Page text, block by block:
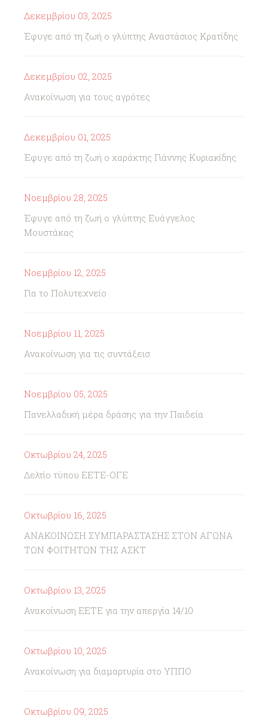
Δεκεμβρίου 03, 2025
Έφυγε από τη ζωή ο γλύπτης Αναστάσιος Κρατίδης
Δεκεμβρίου 02, 2025
Ανακοίνωση για τους αγρότες
Δεκεμβρίου 01, 2025
Έφυγε από τη ζωή ο χαράκτης Γιάννης Κυριακίδης
Νοεμβρίου 28, 2025
Έφυγε από τη ζωή ο γλύπτης Ευάγγελος
Μουστάκας
Νοεμβρίου 12, 2025
Για το Πολυτεχνείο
Νοεμβρίου 11, 2025
Ανακοίνωση για τις συντάξεισ
Νοεμβρίου 05, 2025
Πανελλαδική μέρα δράσης για την Παιδεία
Οκτωβρίου 24, 2025
Δελτίο τύπου ΕΕΤΕ-ΟΓΕ
Οκτωβρίου 16, 2025
ΑΝΑΚΟΙΝΩΣΗ ΣΥΜΠΑΡΑΣΤΑΣΗΣ ΣΤΟΝ ΑΓΩΝΑ
ΤΩΝ ΦΟΙΤΗΤΩΝ ΤΗΣ ΑΣΚΤ
Οκτωβρίου 13, 2025
Ανακοίνωση ΕΕΤΕ για την απεργία 14/10
Οκτωβρίου 10, 2025
Ανακοίνωση για διαμαρτυρία στο ΥΠΠΟ
Οκτωβρίου 09, 2025